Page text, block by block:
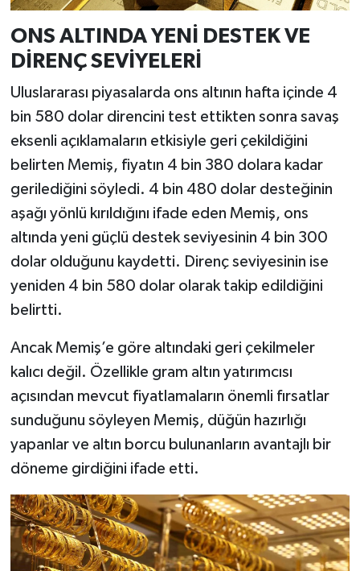
ONS ALTINDA YENİ DESTEK VE
DİRENÇ SEVİYELERİ
Uluslararası piyasalarda ons altının hafta içinde 4
bin 580 dolar direncini test ettikten sonra savaş
eksenli açıklamaların etkisiyle geri çekildiğini
belirten Memiş, fiyatın 4 bin 380 dolara kadar
gerilediğini söyledi. 4 bin 480 dolar desteğinin
aşağı yönlü kırıldığını ifade eden Memiş, ons
altında yeni güçlü destek seviyesinin 4 bin 300
dolar olduğunu kaydetti. Direnç seviyesinin ise
yeniden 4 bin 580 dolar olarak takip edildiğini
belirtti.
Ancak Memiş’e göre altındaki geri çekilmeler
kalıcı değil. Özellikle gram altın yatırımcısı
açısından mevcut fiyatlamaların önemli fırsatlar
sunduğunu söyleyen Memiş, düğün hazırlığı
yapanlar ve altın borcu bulunanların avantajlı bir
döneme girdiğini ifade etti.